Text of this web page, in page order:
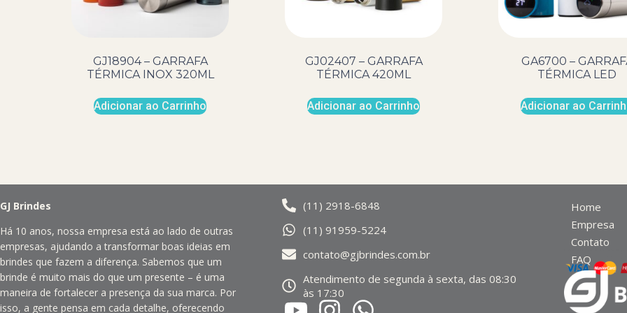
GJ18904 – GARRAFA
TÉRMICA INOX 320ML
Adicionar ao Carrinho
GJ02407 – GARRAFA
TÉRMICA 420ML
Adicionar ao Carrinho
GA6700 –
TÉRMICA LED
Adicionar ao
GJ Brindes
Há 10 anos, nossa empresa está ao lado de outras
empresas, ajudando a transformar boas ideias em
brindes que fazem a diferença. Sabemos que um
brinde é muito mais do que um presente – é uma
maneira de fortalecer a presença da sua marca. Por
isso, a gente pensa em cada detalhe, oferecendo
(11) 2918-6848
(11) 91959-5224
contato@gjbrindes.com.br
Atendimento de segunda à sexta, das 08:30
às 17:30
Home
Empresa
Contato
FAQ